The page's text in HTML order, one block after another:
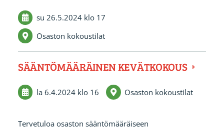
su 26.5.2024 klo 17
Osaston kokoustilat
SÄÄNTÖMÄÄRÄINEN KEVÄTKOKOUS
la 6.4.2024 klo 16 Osaston kokoustilat
Tervetuloa osaston sääntömääräiseen